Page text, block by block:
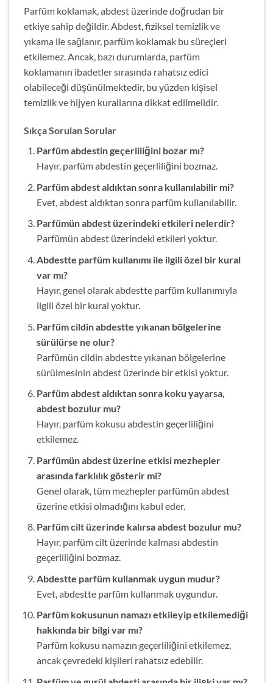
Parfüm koklamak, abdest üzerinde doğrudan bir
etkiye sahip değildir. Abdest, fiziksel temizlik ve
yıkama ile sağlanır, parfüm koklamak bu süreçleri
etkilemez. Ancak, bazı durumlarda, parfüm
koklamanın ibadetler sırasında rahatsız edici
olabileceği düşünülmektedir, bu yüzden kişisel
temizlik ve hijyen kurallarına dikkat edilmelidir.
Sıkça Sorulan Sorular
Parfüm abdestin geçerliliğini bozar mı?
Hayır, parfüm abdestin geçerliliğini bozmaz.
Parfüm abdest aldıktan sonra kullanılabilir mi?
Evet, abdest aldıktan sonra parfüm kullanılabilir.
Parfümün abdest üzerindeki etkileri nelerdir?
Parfümün abdest üzerindeki etkileri yoktur.
Abdestte parfüm kullanımı ile ilgili özel bir kural
var mı?
Hayır, genel olarak abdestte parfüm kullanımıyla
ilgili özel bir kural yoktur.
Parfüm cildin abdestte yıkanan bölgelerine
sürülürse ne olur?
Parfümün cildin abdestte yıkanan bölgelerine
sürülmesinin abdest üzerinde bir etkisi yoktur.
Parfüm abdest aldıktan sonra koku yayarsa,
abdest bozulur mu?
Hayır, parfüm kokusu abdestin geçerliliğini
etkilemez.
Parfümün abdest üzerine etkisi mezhepler
arasında farklılık gösterir mi?
Genel olarak, tüm mezhepler parfümün abdest
üzerine etkisi olmadığını kabul eder.
Parfüm cilt üzerinde kalırsa abdest bozulur mu?
Hayır, parfüm cilt üzerinde kalması abdestin
geçerliliğini bozmaz.
Abdestte parfüm kullanmak uygun mudur?
Evet, abdestte parfüm kullanmak uygundur.
Parfüm kokusunun namazı etkileyip etkilemediği
hakkında bir bilgi var mı?
Parfüm kokusu namazın geçerliliğini etkilemez,
ancak çevredeki kişileri rahatsız edebilir.